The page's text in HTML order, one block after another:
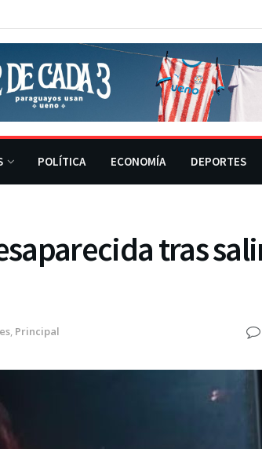
POLÍTICA ECONOMÍA DEPORTES
tras
, Principal